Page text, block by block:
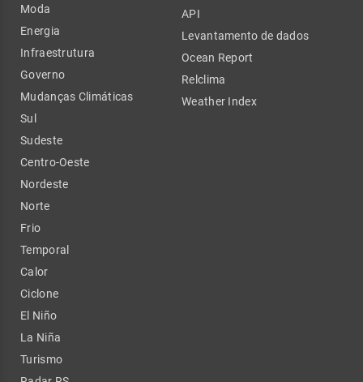
Moda
Energia
Infraestrutura
Governo
Mudanças Climáticas
Sul
Sudeste
Centro-Oeste
Nordeste
Norte
Frio
Temporal
Calor
Ciclone
El Niño
La Niña
Turismo
API
Levantamento de dados
Ocean Report
Relclima
Weather Index